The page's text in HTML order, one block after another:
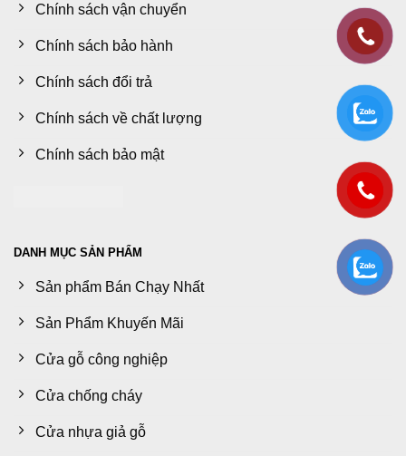
Chính sách vận chuyển
Chính sách bảo hành
Chính sách đổi trả
Chính sách về chất lượng
Chính sách bảo mật
DANH MỤC SẢN PHẨM
Sản phẩm Bán Chạy Nhất
Sản Phẩm Khuyến Mãi
Cửa gỗ công nghiệp
Cửa chống cháy
Cửa nhựa giả gỗ